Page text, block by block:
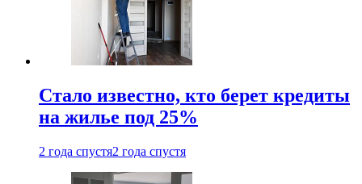
Стало известно, кто берет кредиты
на жилье под 25%
2 года спустя2 года спустя